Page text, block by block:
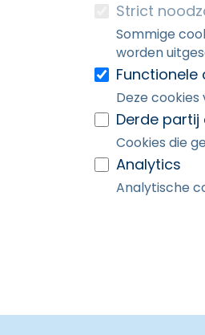
Strict
Sommige
worden
Functionele
Deze
Derde partij
Cookies die
Analytics
Analytische